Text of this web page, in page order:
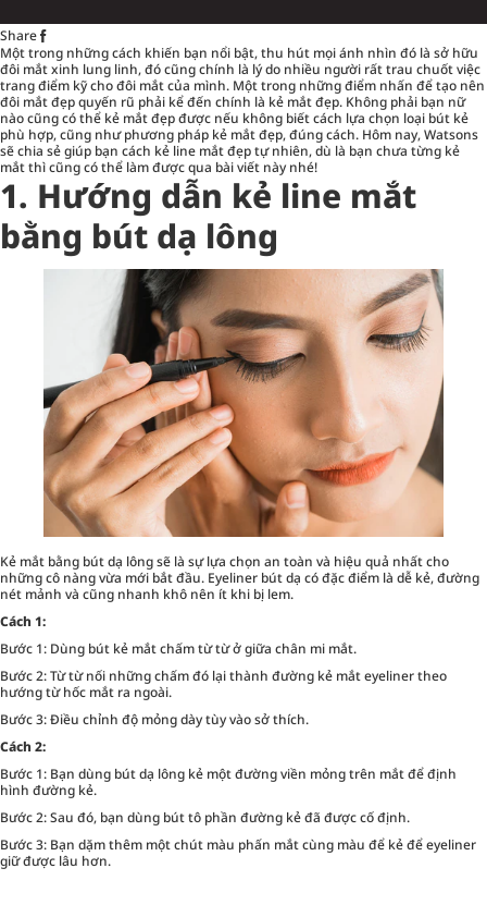
Share
Một trong những cách khiến bạn nổi bật, thu hút mọi ánh nhìn đó là sở hữu
đôi mắt xinh lung linh, đó cũng chính là lý do nhiều người rất trau chuốt việc
trang điểm kỹ cho đôi mắt của mình. Một trong những điểm nhấn để tạo nên
đôi mắt đẹp quyến rũ phải kể đến chính là kẻ mắt đẹp. Không phải bạn nữ
nào cũng có thể kẻ mắt đẹp được nếu không biết cách lựa chọn loại bút kẻ
phù hợp, cũng như phương pháp kẻ mắt đẹp, đúng cách. Hôm nay, Watsons
sẽ chia sẻ giúp bạn cách kẻ line mắt đẹp tự nhiên, dù là bạn chưa từng kẻ
mắt thì cũng có thể làm được qua bài viết này nhé!
1. Hướng dẫn kẻ line mắt
bằng bút dạ lông
Kẻ mắt bằng bút dạ lông sẽ là sự lựa chọn an toàn và hiệu quả nhất cho
những cô nàng vừa mới bắt đầu. Eyeliner bút dạ có đặc điểm là dễ kẻ, đường
nét mảnh và cũng nhanh khô nên ít khi bị lem.
Cách 1:
Bước 1: Dùng bút kẻ mắt chấm từ từ ở giữa chân mi mắt.
Bước 2: Từ từ nối những chấm đó lại thành đường kẻ mắt eyeliner theo
hướng từ hốc mắt ra ngoài.
Bước 3: Điều chỉnh độ mỏng dày tùy vào sở thích.
Cách 2:
Bước 1: Bạn dùng bút dạ lông kẻ một đường viền mỏng trên mắt để định
hình đường kẻ.
Bước 2: Sau đó, bạn dùng bút tô phần đường kẻ đã được cố định.
Bước 3: Bạn dặm thêm một chút màu phấn mắt cùng màu để kẻ để eyeliner
giữ được lâu hơn.